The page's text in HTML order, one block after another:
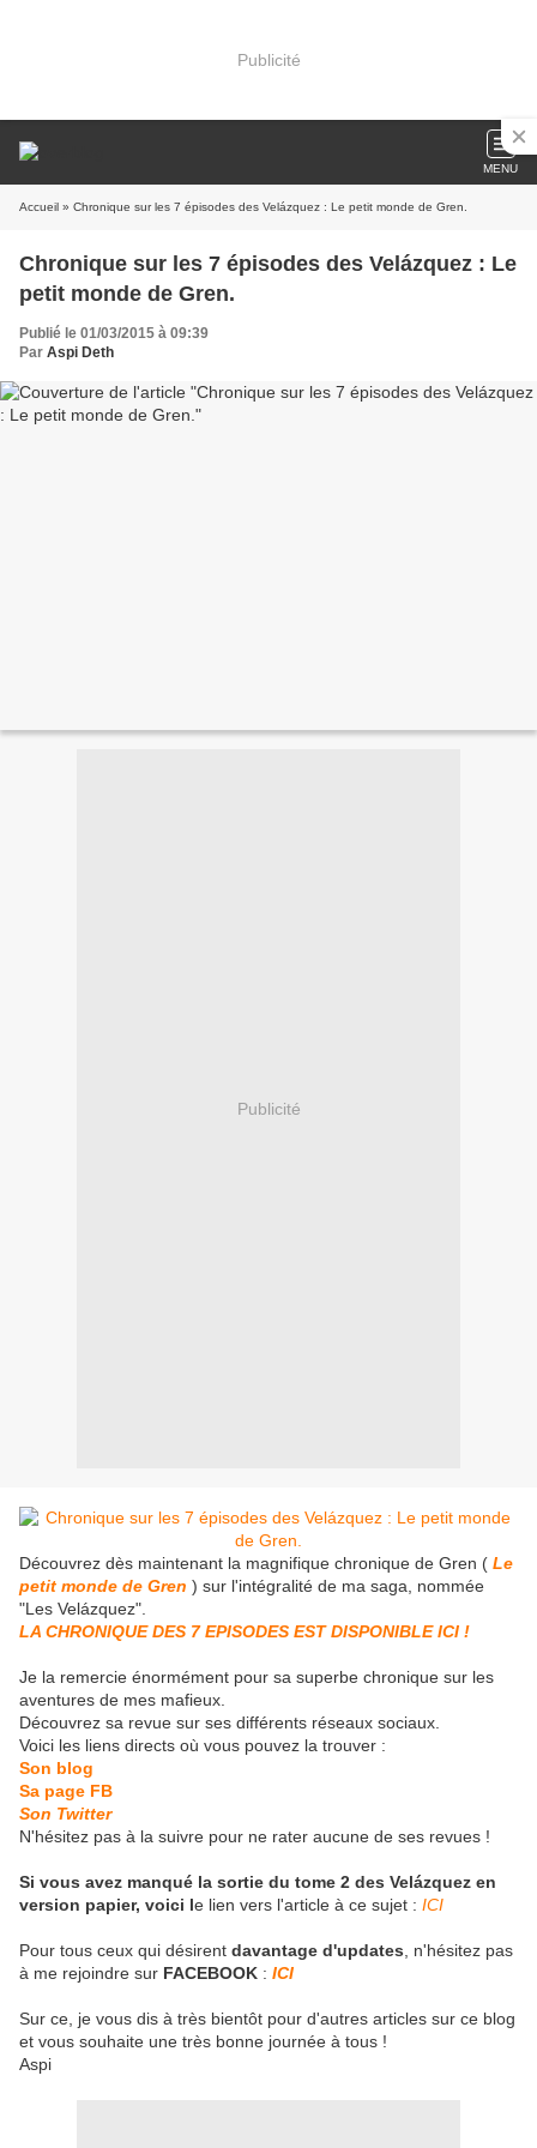
Publicité
MENU
Accueil » Chronique sur les 7 épisodes des Velázquez : Le petit monde de Gren.
Chronique sur les 7 épisodes des Velázquez : Le
petit monde de Gren.
Publié le 01/03/2015 à 09:39
Par Aspi Deth
Publicité
​Découvrez dès maintenant la magnifique chronique de Gren ( Le
petit monde de Gren ) sur l'intégralité de ma saga, nommée
"Les Velázquez".
LA CHRONIQUE DES 7 EPISODES EST DISPONIBLE ICI !
Je la remercie énormément pour sa superbe chronique sur les
aventures de mes mafieux.
Découvrez sa revue sur ses différents réseaux sociaux.
Voici les liens directs où vous pouvez la trouver :
Son blog
Sa page FB
Son Twitter
N'hésitez pas à la suivre pour ne rater aucune de ses revues !
Si vous avez manqué la sortie du tome 2 des Velázquez en
version papier, voici le lien vers l'article à ce sujet : ICI
Pour tous ceux qui désirent davantage d'updates , n'hésitez pas
à me rejoindre sur FACEBOOK : ICI
Sur ce, je vous dis à très bientôt pour d'autres articles sur ce blog
et vous souhaite une très bonne journée à tous !
Aspi